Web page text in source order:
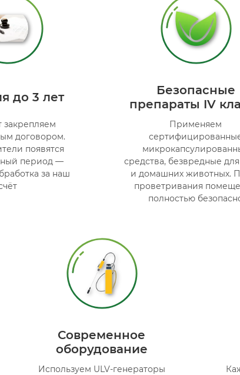
до 3 лет
закрепляем
договором.
появятся
период —
за наш
Безопасные
препараты IV
Применяем
средства, безвредные
и домашних животных.
проветривания
полностью
Современное
оборудование
Используем ULV-генераторы